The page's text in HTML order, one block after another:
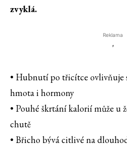
zvyklá.
Reklama
'
• Hubnutí po třicítce ovlivňuje
hmota i hormony
• Pouhé škrtání kalorií může u
chutě
• Břicho bývá citlivé na